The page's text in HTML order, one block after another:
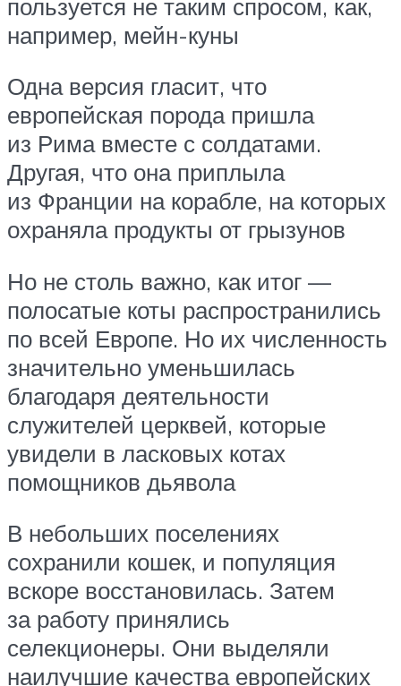
пользуется не таким спросом, как,
например, мейн-куны
Одна версия гласит, что
европейская порода пришла
из Рима вместе с солдатами.
Другая, что она приплыла
из Франции на корабле, на которых
охраняла продукты от грызунов
Но не столь важно, как итог —
полосатые коты распространились
по всей Европе. Но их численность
значительно уменьшилась
благодаря деятельности
служителей церквей, которые
увидели в ласковых котах
помощников дьявола
В небольших поселениях
сохранили кошек, и популяция
вскоре восстановилась. Затем
за работу принялись
селекционеры. Они выделяли
наилучшие качества европейских